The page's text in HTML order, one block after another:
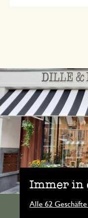
Immer in
Alle 62 Geschäfte